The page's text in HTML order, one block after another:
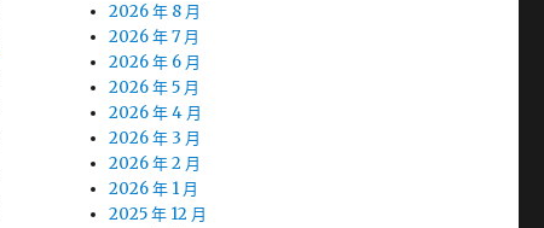
2026 年 8 月
2026 年 7 月
2026 年 6 月
2026 年 5 月
2026 年 4 月
2026 年 3 月
2026 年 2 月
2026 年 1 月
2025 年 12 月